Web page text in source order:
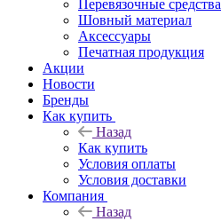
Перевязочные средства
Шовный материал
Аксессуары
Печатная продукция
Акции
Новости
Бренды
Как купить
Назад
Как купить
Условия оплаты
Условия доставки
Компания
Назад